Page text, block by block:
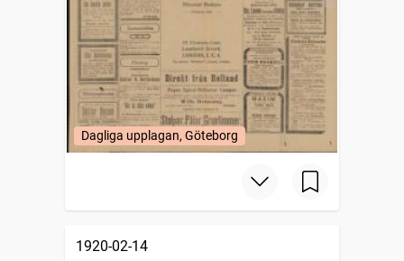
Dagliga upplagan, Göteborg
1920-02-14